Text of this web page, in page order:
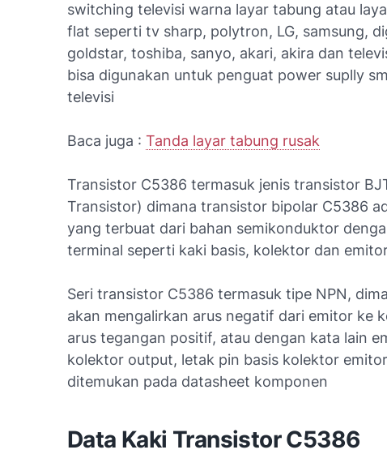
switching televisi warna layar tabung atau
flat seperti tv sharp, polytron, LG, samsung,
goldstar, toshiba, sanyo, akari, akira dan
bisa digunakan untuk penguat power suplly
televisi
Baca juga : Tanda layar tabung rusak
Transistor C5386 termasuk jenis transistor
Transistor) dimana transistor bipolar C5386
yang terbuat dari bahan semikonduktor
terminal seperti kaki basis, kolektor dan
Seri transistor C5386 termasuk tipe NPN,
akan mengalirkan arus negatif dari emitor ke
arus tegangan positif, atau dengan kata lain
kolektor output, letak pin basis kolektor
ditemukan pada datasheet komponen
Data Kaki Transistor C5386